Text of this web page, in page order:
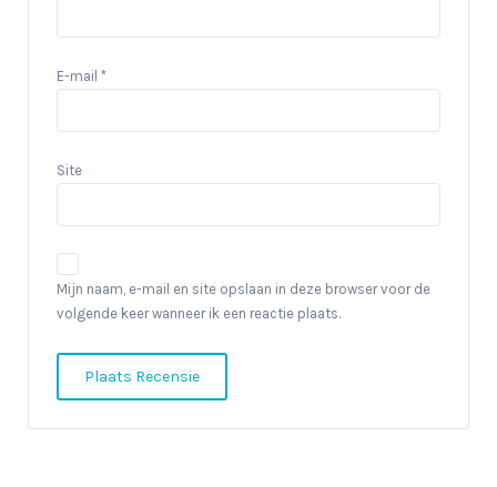
E-mail *
Site
Mijn naam, e-mail en site opslaan in deze browser voor de
volgende keer wanneer ik een reactie plaats.